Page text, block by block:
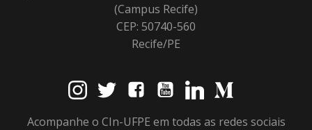
(Campus Recife)
CEP: 50740-560
Recife/PE
Acompanhe o CIn-UFPE em todas as redes sociais